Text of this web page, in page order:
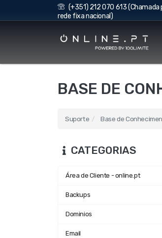
(+351) 212 070 613 (Chamada
rede fixa nacional)
BASE DE
Suporte Base de
CATEGORIAS
Área de Cliente - online.pt
Backups
Dominios
Email